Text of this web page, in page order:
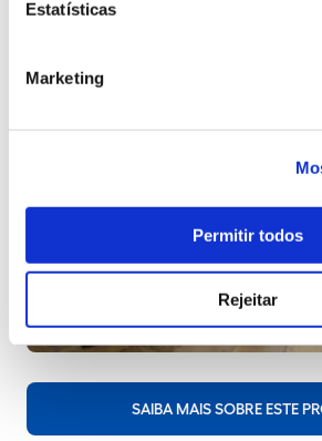
Estatísticas
Marketing
Permitir todos
Rejeitar
SAIBA MAIS SOBRE ESTE